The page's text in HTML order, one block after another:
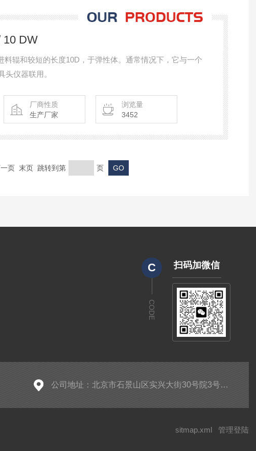
10 DW
料辊和较短的长度10D，于弹性体。通常情况下，它与一个
头仪器联用。
厂商性质
生产厂家
浏览量
3452
页 末页 跳转到第 页
C
CODE
扫码加微信
公司地址：北京市石景山区实兴大街30号院3号楼2层A-0299房间
sitmap.xml 管理登陆